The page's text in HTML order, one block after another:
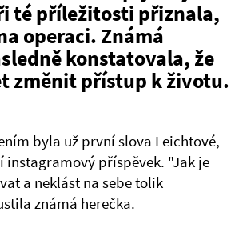
té příležitosti přiznala,
operaci. Známá
konstatovala, že
změnit přístup k životu.
byla už první slova Leichtové,
instagramový příspěvek. "Jak je
a neklást na sebe tolik
známá herečka.